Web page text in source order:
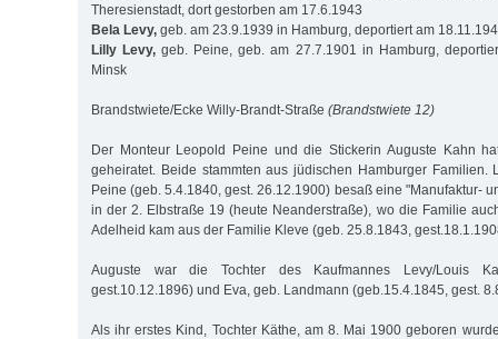
Theresienstadt, dort gestorben am 17.6.1943
Bela Levy, geb. am 23.9.1939 in Hamburg, deportiert am
Lilly Levy, geb. Peine, geb. am 27.7.1901 in Hamburg,
Minsk
Brandstwiete/Ecke Willy-Brandt-Straße (Brandstwiete 12)
Der Monteur Leopold Peine und die Stickerin Auguste Kahn
geheiratet. Beide stammten aus jüdischen Hamburger Familien.
Peine (geb. 5.4.1840, gest. 26.12.1900) besaß eine "Manufaktur-
in der 2. Elbstraße 19 (heute Neanderstraße), wo die Familie
Adelheid kam aus der Familie Kleve (geb. 25.8.1843,
Auguste war die Tochter des Kaufmannes Levy/Louis
gest.10.12.1896) und Eva, geb. Landmann (geb.15.4.1845, gest.
Als ihr erstes Kind, Tochter Käthe, am 8. Mai 1900 geboren